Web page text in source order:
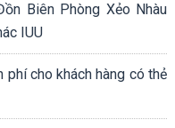
Biên Phòng Xẻo Nhàu
IUU
phí cho khách hàng có thẻ